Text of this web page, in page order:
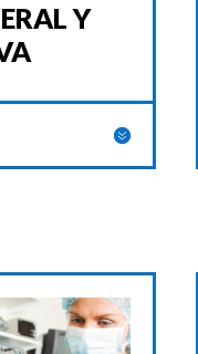
Y